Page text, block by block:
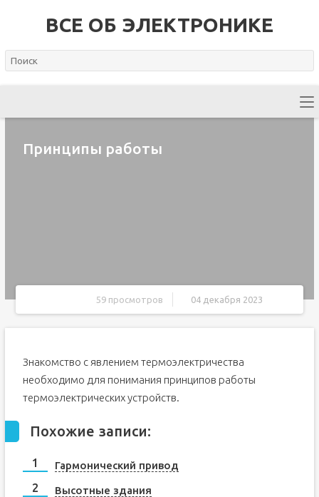
ВСЕ ОБ ЭЛЕКТРОНИКЕ
Принципы работы
59 просмотров 04 декабря 2023
Знакомство с явлением термоэлектричества
необходимо для понимания принципов работы
термоэлектрических устройств.
Похожие записи:
Гармонический привод
Высотные здания